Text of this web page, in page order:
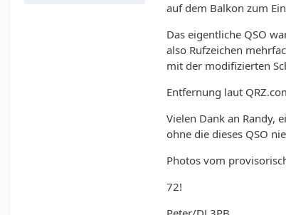
auf dem Balkon zum
Das eigentliche QSO
also Rufzeichen
mit der modifizierten
Entfernung laut
Vielen Dank an Randy,
ohne die dieses QSO
Photos vom
72!